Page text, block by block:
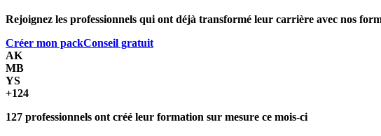
Rejoignez les professionnels qui ont déjà transformé leur carrière avec nos
Créer mon packConseil gratuit
AK
MB
YS
+124
127 professionnels ont créé leur formation sur mesure ce mois-ci